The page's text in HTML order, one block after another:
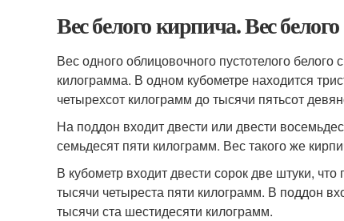
Вес белого кирпича. Вес
Вес одного облицовочного пустотелого
килограмма. В одном кубометре находится
четырехсот килограмм до тысячи пятьсот
На поддон входит двести или двести
семьдесят пяти килограмм. Вес такого же
В кубометр входит двести сорок две штуки,
тысячи четыреста пяти килограмм. В поддон
тысячи ста шестидесяти килограмм.